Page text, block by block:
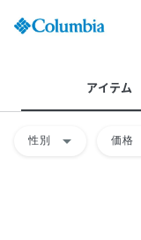
アイテム
性別 arrow_drop_down 価格